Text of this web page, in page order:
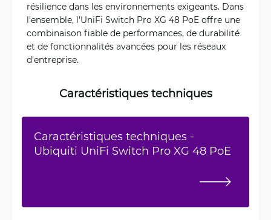
résilience dans les environnements exigeants. Dans
l'ensemble, l'UniFi Switch Pro XG 48 PoE offre une
combinaison fiable de performances, de durabilité
et de fonctionnalités avancées pour les réseaux
d'entreprise.
Caractéristiques techniques
Caractéristiques techniques -
Ubiquiti UniFi Switch Pro XG 48 PoE